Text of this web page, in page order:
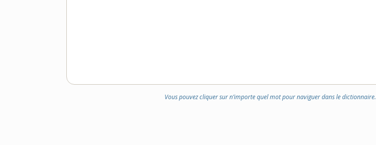
Vous pouvez cliquer sur n’importe quel mot pour naviguer dans le dictionnaire.